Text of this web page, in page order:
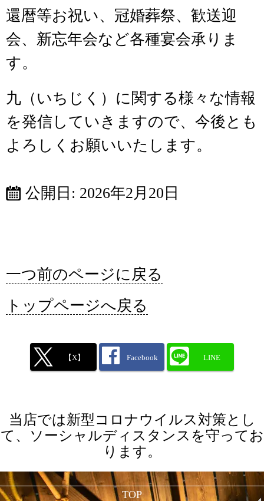
還暦等お祝い、冠婚葬祭、歓送迎
会、新忘年会など各種宴会承りま
す。
九（いちじく）に関する様々な情報
を発信していきますので、今後とも
よろしくお願いいたします。
公開日: 2026年2月20日
一つ前のページに戻る
トップページへ戻る
【X】 Facebook LINE
当店では新型コロナウイルス対策とし
て、ソーシャルディスタンスを守ってお
ります。
TOP